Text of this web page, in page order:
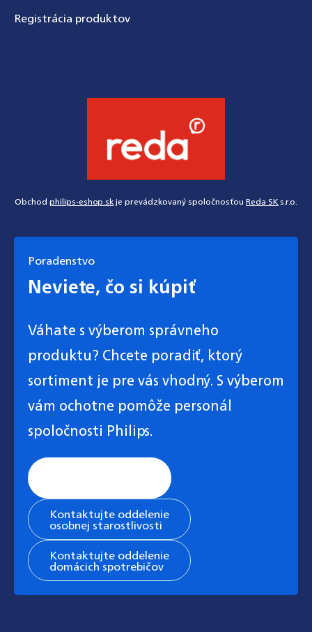
Registrácia produktov
Obchodphilips-eshop.skje prevádzkovaný spoločnosťouReda SKs.r.o.
Poradenstvo
Neviete, čo si kúpiť
Váhate s výberom správneho
produktu? Chcete poradiť, ktorý
sortiment je pre vás vhodný. S výberom
vám ochotne pomôže personál
spoločnosti Philips.
Kontaktujte oddelenie
osobnej starostlivosti
Kontaktujte oddelenie
domácich spotrebičov